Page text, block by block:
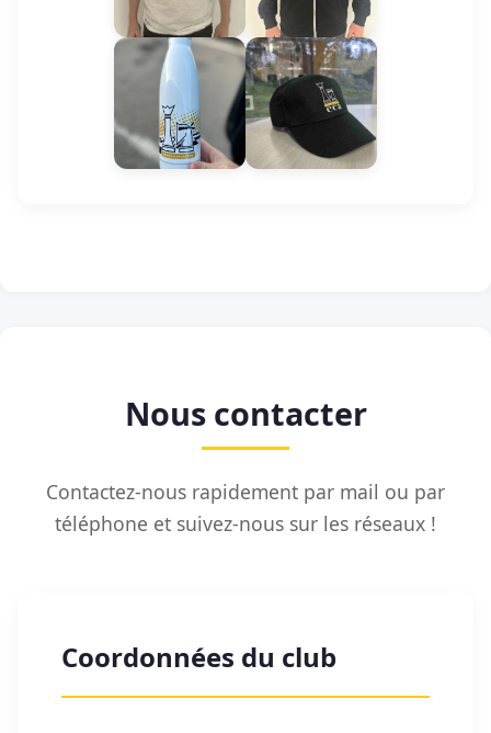
Nous contacter
Contactez-nous rapidement par mail ou par
téléphone et suivez-nous sur les réseaux !
Coordonnées du club